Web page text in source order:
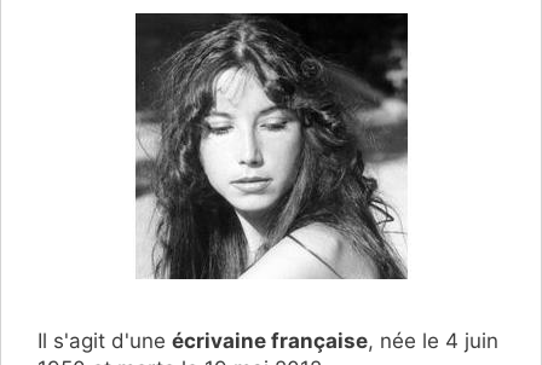
Il s'agit d'une écrivaine française, née le 4 juin